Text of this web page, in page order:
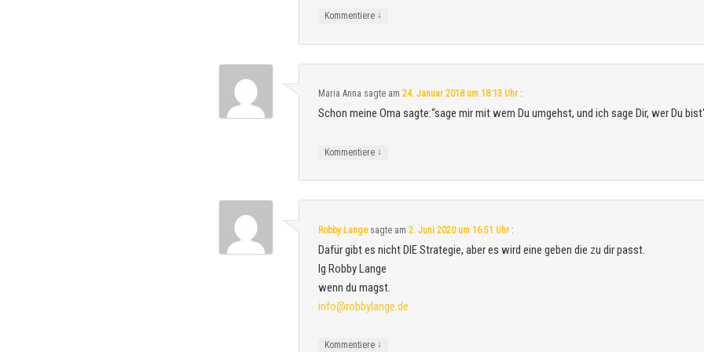
Kommentiere ↓
Maria Anna sagte am24. Januar 2018 um 18:13 Uhr :
Schon meine Oma sagte:“sage mir mit wem Du umgehst, und ich sage Dir, wer Du
Kommentiere ↓
Robby Langesagte am2. Juni 2020 um 16:51 Uhr :
Dafür gibt es nicht DIE Strategie, aber es wird eine geben die zu dir passt.
lg Robby Lange
wenn du magst.
info@robbylange.de
Kommentiere ↓